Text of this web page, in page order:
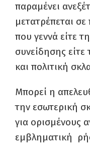
παραμένει
μετατρέπεται
που γεννά είτε
συνείδησης είτε
και πολιτική
Μπορεί η
την εσωτερική
για ορισμένους
εμβληματική